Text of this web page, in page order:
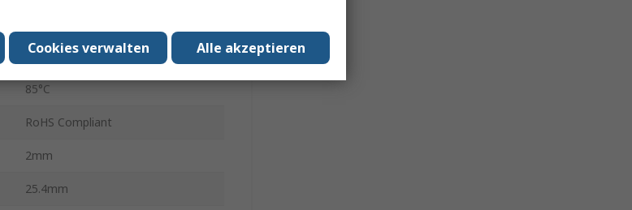
-25°C
85°C
RoHS Compliant
2mm
25.4mm
Alle akzeptieren
Cookies verwalten